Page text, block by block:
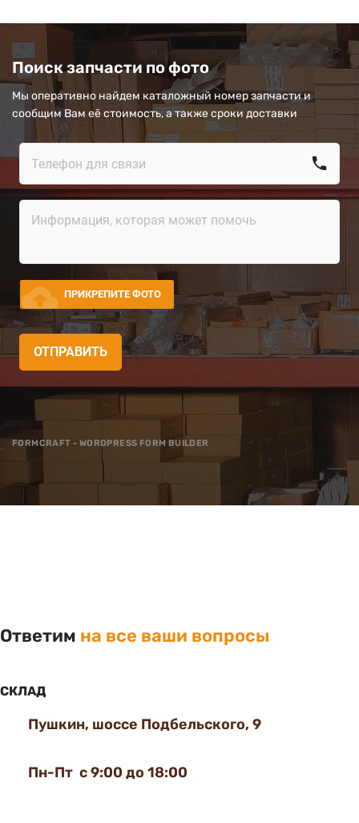
Поиск запчасти по фото
Мы оперативно найдем каталожный номер запчасти и
сообщим Вам её стоимость, а также сроки доставки
call
cloud_upload ПРИКРЕПИТЕ ФОТО
ОТПРАВИТЬ
FORMCRAFT - WORDPRESS FORM BUILDER
Ответим на все ваши вопросы
СКЛАД
Пушкин, шоссе Подбельского, 9
Пн-Пт с 9:00 до 18:00